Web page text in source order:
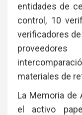
entidades de
control, 10
verificadores
materiales de
La Memoria de
el activo